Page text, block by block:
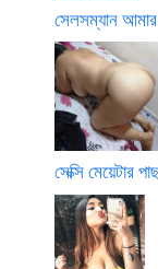
সেলসম্যান
সেক্সি মেয়েটার